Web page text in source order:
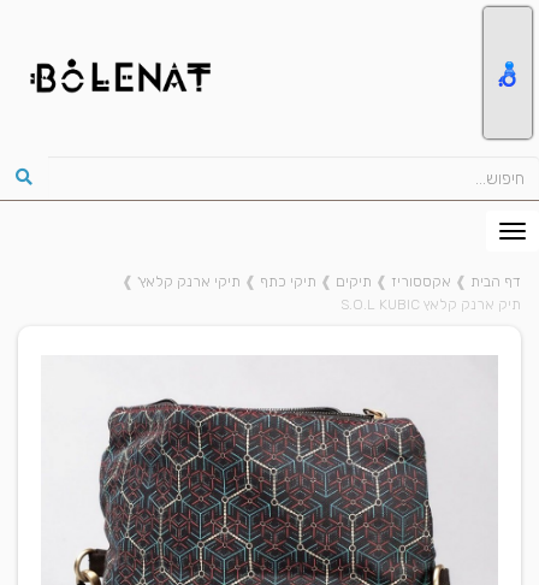
דף הבית ❱ אקססוריז ❱ תיקים ❱ תיקי כתף ❱ תיקי ארנק קלאץ' ❱
תיק ארנק קלאץ S.O.L KUBIC